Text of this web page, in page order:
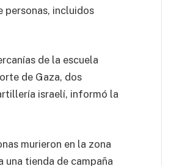
personas, incluidos
de la escuela
de Gaza, dos
israelí, informó la
murieron en la zona
una tienda de campaña